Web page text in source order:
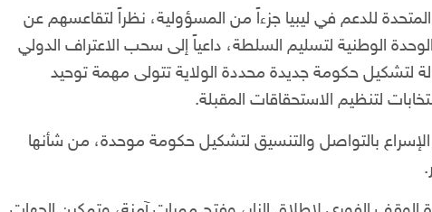
للدعم في ليبيا جزءاً من المسؤولية، نظراً لتقاعسهم عن
الوطنية لتسليم السلطة، داعياً إلى سحب الاعتراف الدولي
لتشكيل حكومة جديدة محددة الولاية تتولى مهمة توحيد
لتنظيم الاستحقاقات المقبلة.
بالتواصل والتنسيق لتشكيل حكومة موحدة، من شأنها